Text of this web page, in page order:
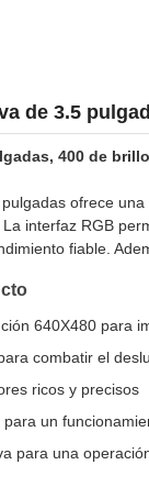
de 3.5
400 de
ofrece
interfaz RGB
fiable.
640X480 para
combatir el
ricos y precisos
un
para una